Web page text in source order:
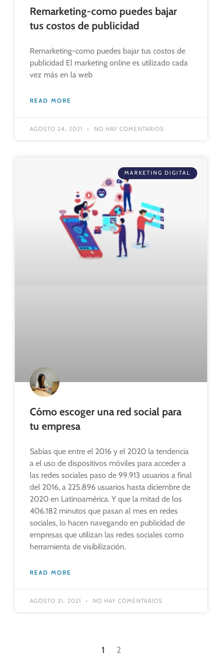
Remarketing-como puedes bajar
tus costos de publicidad
Remarketing-como puedes bajar tus costos de
publicidad El marketing online es utilizado cada
vez más en la web
READ MORE
AGOSTO 24, 2021 NO HAY COMENTARIOS
MARKETING DIGITAL
Cómo escoger una red social para
tu empresa
Sabias que entre el 2016 y el 2020 la tendencia
a el uso de dispositivos móviles para acceder a
las redes sociales paso de 99.913 usuarios a final
del 2016, a 225.896 usuarios hasta diciembre de
2020 en Latinoamérica. Y que la mitad de los
406.182 minutos que pasan al mes en redes
sociales, lo hacen navegando en publicidad de
empresas que utilizan las redes sociales como
herramienta de visibilización.
READ MORE
AGOSTO 21, 2021 NO HAY COMENTARIOS
1 2